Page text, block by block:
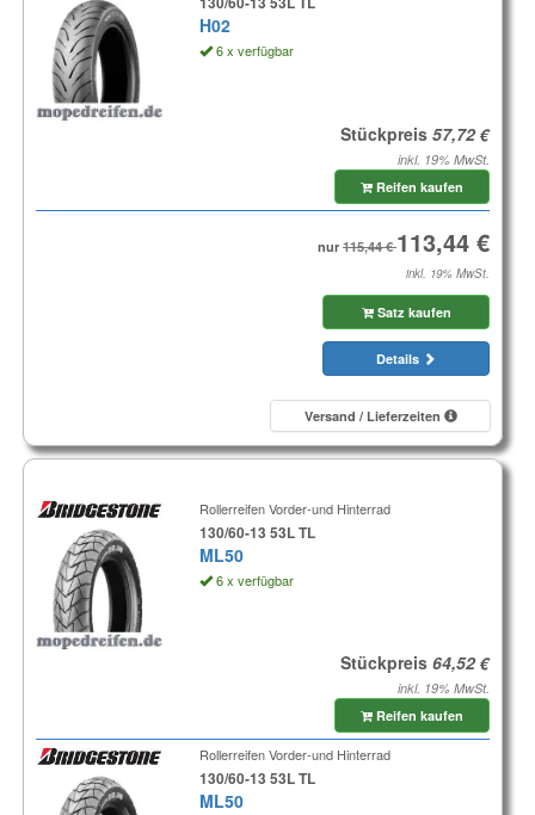
H02
6 x verfügbar
Stückpreis
inkl. 19% MwSt.
Reifen kaufen
nur
inkl. 19% MwSt.
Satz kaufen
Details
Versand / Lieferzeiten
Rollerreifen Vorder-und Hinterrad
130/60-13 53L TL
ML50
6 x verfügbar
Stückpreis
inkl. 19% MwSt.
Reifen kaufen
Rollerreifen Vorder-und Hinterrad
130/60-13 53L TL
ML50